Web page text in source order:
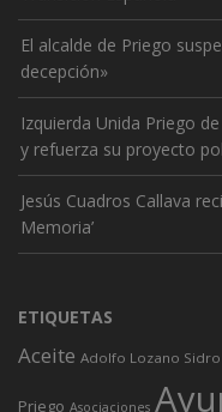
El alcalde de Priego
decepción»
Izquierda Unida Priego
y refuerza su proyecto
Jesús Cuadros Callava
Memoria’
ETIQUETAS
Aceite Adolfo Lozano Sidro
Priego Asociaciones